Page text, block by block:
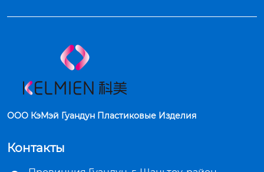
ООО КэМэй Гуандун Пластиковые Изделия
Контакты